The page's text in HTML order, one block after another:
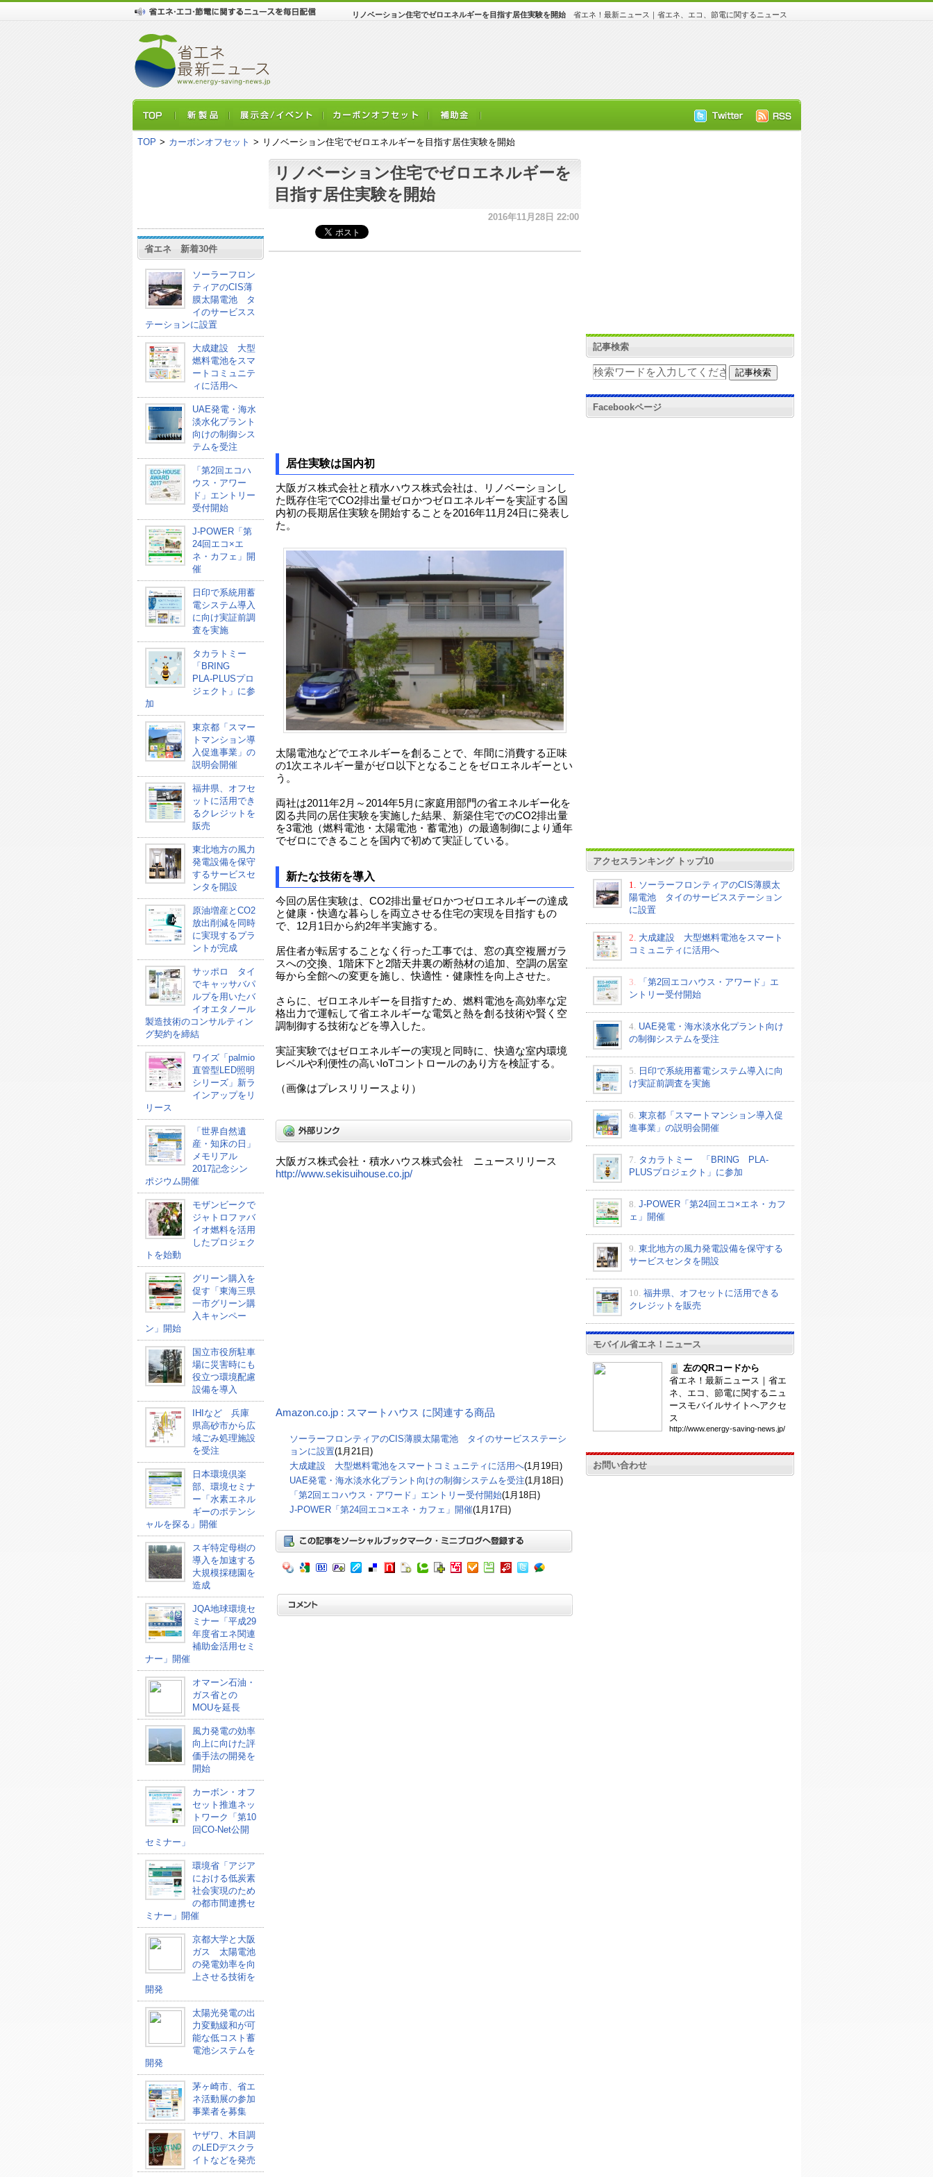
省エネ！最新ニュース｜省エネ、エコ、節電に関するニュース
リノベーション住宅でゼロエネルギーを目指す居住実験を開始
TOP > カーボンオフセット > リノベーション住宅でゼロエネルギーを目指す居住実験を開始
省エネ 新着30件
ソーラーフロン
ティアのCIS薄
膜太陽電池 タ
イのサービスス
テーションに設置
大成建設 大型
燃料電池をスマ
ートコミュニテ
ィに活用へ
UAE発電・海水
淡水化プラント
向けの制御シス
テムを受注
「第2回エコハ
ウス・アワー
ド」エントリー
受付開始
J-POWER「第
24回エコ×エ
ネ・カフェ」開
催
日印で系統用蓄
電システム導入
に向け実証前調
査を実施
タカラトミー
「BRING
PLA-PLUSプロ
ジェクト」に参
加
東京都「スマー
トマンション導
入促進事業」の
説明会開催
福井県、オフセ
ットに活用でき
るクレジットを
販売
東北地方の風力
発電設備を保守
するサービスセ
ンタを開設
原油増産とCO2
放出削減を同時
に実現するプラ
ントが完成
サッポロ タイ
でキャッサバパ
ルプを用いたバ
イオエタノール
製造技術のコンサルティン
グ契約を締結
ワイズ「palmio
直管型LED照明
シリーズ」新ラ
インアップをリ
リース
「世界自然遺
産・知床の日」
メモリアル
2017記念シン
ポジウム開催
モザンビークで
ジャトロファバ
イオ燃料を活用
したプロジェク
トを始動
グリーン購入を
促す「東海三県
一市グリーン購
入キャンペー
ン」開始
国立市役所駐車
場に災害時にも
役立つ環境配慮
設備を導入
IHIなど 兵庫
県高砂市から広
域ごみ処理施設
を受注
日本環境倶楽
部、環境セミナ
ー「水素エネル
ギーのポテンシ
ャルを探る」開催
スギ特定母樹の
導入を加速する
大規模採穂園を
造成
JQA地球環境セ
ミナー「平成29
年度省エネ関連
補助金活用セミ
ナー」開催
オマーン石油・
ガス省との
MOUを延長
風力発電の効率
向上に向けた評
価手法の開発を
開始
カーボン・オフ
セット推進ネッ
トワーク「第10
回CO-Net公開
セミナー」
環境省「アジア
における低炭素
社会実現のため
の都市間連携セ
ミナー」開催
京都大学と大阪
ガス 太陽電池
の発電効率を向
上させる技術を
開発
太陽光発電の出
力変動緩和が可
能な低コスト蓄
電池システムを
開発
茅ヶ崎市、省エ
ネ活動展の参加
事業者を募集
ヤザワ、木目調
のLEDデスクラ
イトなどを発売
リノベーション住宅でゼロエネルギーを
目指す居住実験を開始
2016年11月28日 22:00
居住実験は国内初
大阪ガス株式会社と積水ハウス株式会社は、リノベーションし
た既存住宅でCO2排出量ゼロかつゼロエネルギーを実証する国
内初の長期居住実験を開始することを2016年11月24日に発表し
た。
太陽電池などでエネルギーを創ることで、年間に消費する正味
の1次エネルギー量がゼロ以下となることをゼロエネルギーとい
う。
両社は2011年2月～2014年5月に家庭用部門の省エネルギー化を
図る共同の居住実験を実施した結果、新築住宅でのCO2排出量
を3電池（燃料電池・太陽電池・蓄電池）の最適制御により通年
でゼロにできることを国内で初めて実証している。
新たな技術を導入
今回の居住実験は、CO2排出量ゼロかつゼロエネルギーの達成
と健康・快適な暮らしを両立させる住宅の実現を目指すもの
で、12月1日から約2年半実施する。
居住者が転居することなく行った工事では、窓の真空複層ガラ
スへの交換、1階床下と2階天井裏の断熱材の追加、空調の居室
毎から全館への変更を施し、快適性・健康性を向上させた。
さらに、ゼロエネルギーを目指すため、燃料電池を高効率な定
格出力で運転して省エネルギーな電気と熱を創る技術や賢く空
調制御する技術などを導入した。
実証実験ではゼロエネルギーの実現と同時に、快適な室内環境
レベルや利便性の高いIoTコントロールのあり方を検証する。
（画像はプレスリリースより）
大阪ガス株式会社・積水ハウス株式会社 ニュースリリース
http://www.sekisuihouse.co.jp/
Amazon.co.jp : スマートハウス に関連する商品
ソーラーフロンティアのCIS薄膜太陽電池 タイのサービスステーシ
ョンに設置(1月21日)
大成建設 大型燃料電池をスマートコミュニティに活用へ(1月19日)
UAE発電・海水淡水化プラント向けの制御システムを受注(1月18日)
「第2回エコハウス・アワード」エントリー受付開始(1月18日)
J-POWER「第24回エコ×エネ・カフェ」開催(1月17日)
記事検索
Facebookページ
アクセスランキング トップ10
1.
ソーラーフロンティアのCIS薄膜太
陽電池 タイのサービスステーション
に設置
2. 大成建設 大型燃料電池をスマート
コミュニティに活用へ
3.
「第2回エコハウス・アワード」エ
ントリー受付開始
4. UAE発電・海水淡水化プラント向け
の制御システムを受注
5.
日印で系統用蓄電システム導入に向
け実証前調査を実施
6. 東京都「スマートマンション導入促
進事業」の説明会開催
7. タカラトミー 「BRING PLA-
PLUSプロジェクト」に参加
8. J-POWER「第24回エコ×エネ・カフ
ェ」開催
9. 東北地方の風力発電設備を保守する
サービスセンタを開設
10. 福井県、オフセットに活用できる
クレジットを販売
モバイル省エネ！ニュース
左のQRコードから
省エネ！最新ニュース｜省エ
ネ、エコ、節電に関するニュ
ースモバイルサイトへアクセ
ス
http://www.energy-saving-news. jp/
お問い合わせ